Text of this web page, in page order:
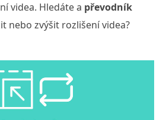
videa. Hledáte a převodník
nebo zvýšit rozlišení videa?